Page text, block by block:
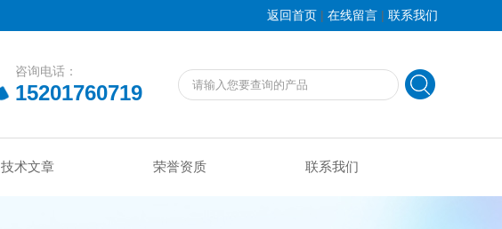
返回首页 | 在线留言 | 联系我们
咨询电话：
15201760719
技术文章 荣誉资质 联系我们